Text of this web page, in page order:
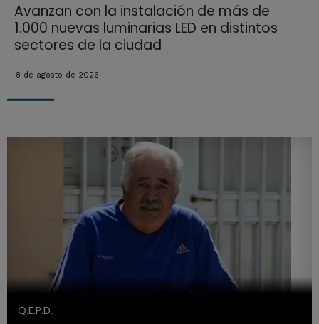
Avanzan con la instalación de más de
1.000 nuevas luminarias LED en distintos
sectores de la ciudad
8 de agosto de 2026
Q.E.P.D.